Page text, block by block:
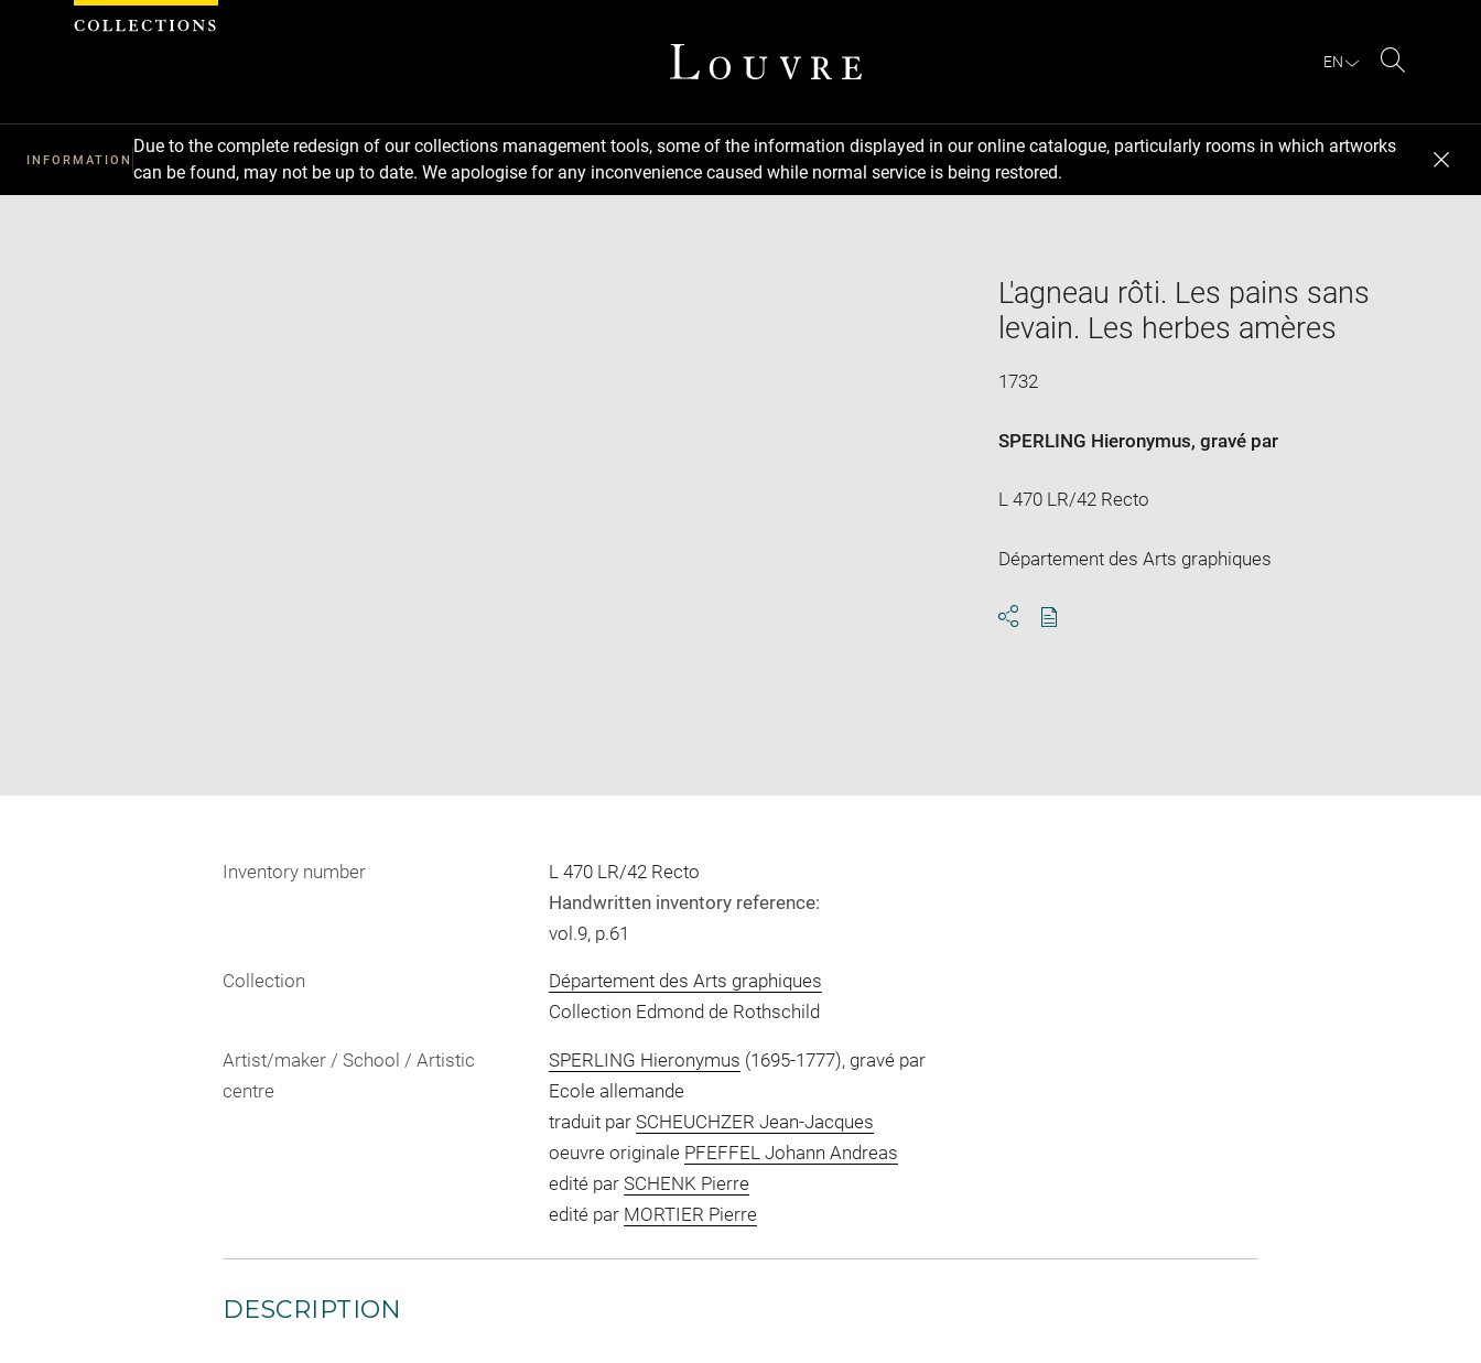
EN
INFORMATION
Due to the complete redesign of our collections management tools, some of the information displayed in our online catalogue, particularly rooms in which artworks
can be found, may not be up to date. We apologise for any inconvenience caused while normal service is being restored.
in
L'agneau rôti. Les pains sans
levain. Les herbes amères
1732
SPERLING Hieronymus, gravé par
L 470 LR/42 Recto
Département des Arts graphiques
Inventory number
L 470 LR/42 Recto
Handwritten inventory reference:
vol.9, p.61
Collection
Département des Arts graphiques
Collection Edmond de Rothschild
Artist/maker / School / Artistic
centre
SPERLING Hieronymus (1695-1777), gravé par
Ecole allemande
traduit par SCHEUCHZER Jean-Jacques
oeuvre originale PFEFFEL Johann Andreas
edité par SCHENK Pierre
edité par MORTIER Pierre
DESCRIPTION
Cookies management panel